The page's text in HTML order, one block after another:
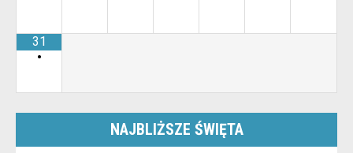
31
•
NAJBLIŻSZE ŚWIĘTA